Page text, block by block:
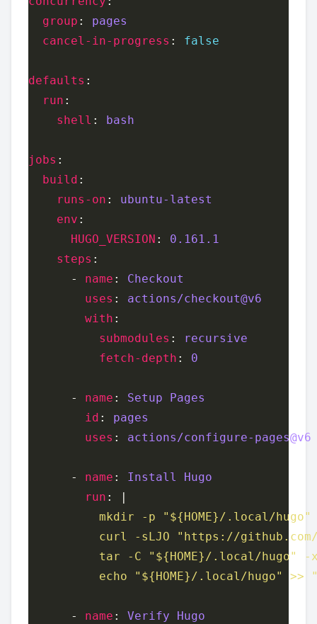
group : pages
cancel-in-progress : false
defaults
run
shell : bash
jobs
build
runs-on : ubuntu-latest
env
HUGO_VERSION : 0.161.1
steps
      -
name : Checkout
uses : actions/checkout@v6
with
submodules :
recursive
fetch-depth : 0
      -
name : Setup Pages
id : pages
uses : actions/configure-pages@v6
      -
name : Install Hugo
run : |
echo "${HOME}/.local/hugo" >>
      -
name : Verify Hugo